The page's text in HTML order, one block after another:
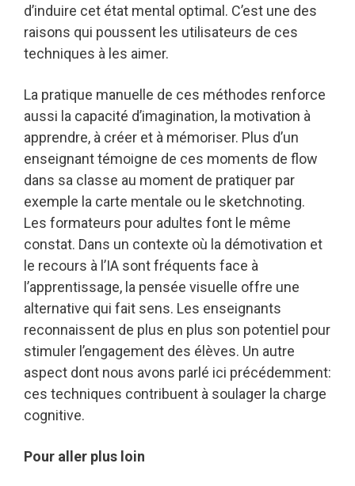
d’induire cet état mental optimal. C’est une des
raisons qui poussent les utilisateurs de ces
techniques à les aimer.
La pratique manuelle de ces méthodes renforce
aussi la capacité d’imagination, la motivation à
apprendre, à créer et à mémoriser. Plus d’un
enseignant témoigne de ces moments de flow
dans sa classe au moment de pratiquer par
exemple la carte mentale ou le sketchnoting.
Les formateurs pour adultes font le même
constat. Dans un contexte où la démotivation et
le recours à l’IA sont fréquents face à
l’apprentissage, la pensée visuelle offre une
alternative qui fait sens. Les enseignants
reconnaissent de plus en plus son potentiel pour
stimuler l’engagement des élèves. Un autre
aspect dont nous avons parlé ici précédemment:
ces techniques contribuent à soulager la charge
cognitive.
Pour aller plus loin